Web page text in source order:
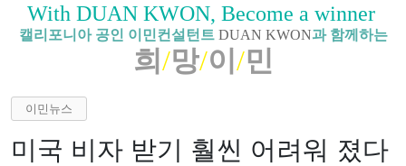
With DUAN KWON, Become a winner
캘리포니아 공인 이민컨설턴트 DUAN KWON과 함께하는
희 /망/이 /민
이민뉴스
미국 비자 받기 훨씬 어려워 졌다